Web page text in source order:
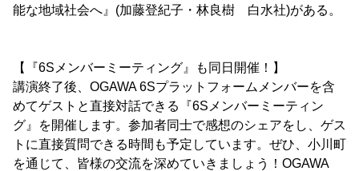
能な地域社会へ』(加藤登紀子・林良樹 白水社)がある。
【『6Sメンバーミーティング』も同日開催！】
講演終了後、OGAWA 6Sプラットフォームメンバーを含
めてゲストと直接対話できる『6Sメンバーミーティン
グ』を開催します。参加者同士で感想のシェアをし、ゲス
トに直接質問できる時間も予定しています。ぜひ、小川町
を通じて、皆様の交流を深めていきましょう！OGAWA